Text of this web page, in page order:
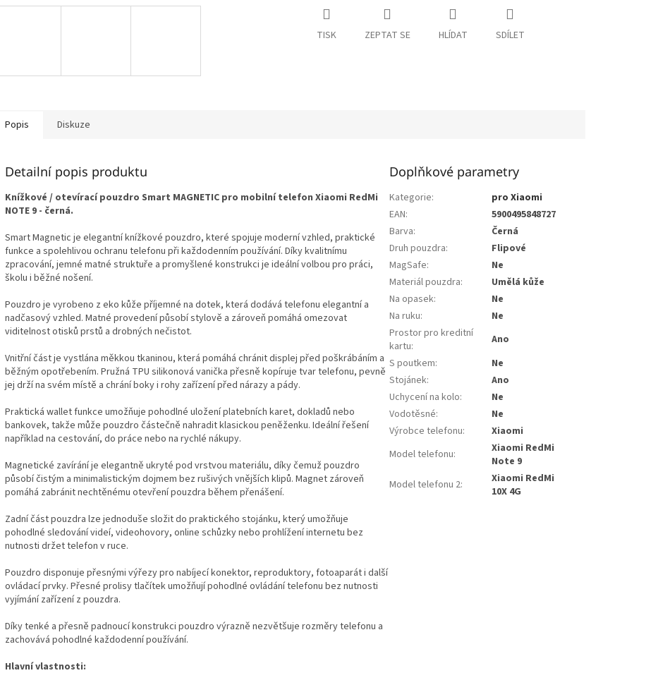
TISK ZEPTAT SE HLÍDAT SDÍLET
Popis Diskuze
Detailní popis produktu
Knížkové / otevírací pouzdro Smart MAGNETIC pro mobilní telefon Xiaomi RedMi
NOTE 9 - černá.
Smart Magnetic je elegantní knížkové pouzdro, které spojuje moderní vzhled, praktické
funkce a spolehlivou ochranu telefonu při každodenním používání. Díky kvalitnímu
zpracování, jemné matné struktuře a promyšlené konstrukci je ideální volbou pro práci,
školu i běžné nošení.
Pouzdro je vyrobeno z eko kůže příjemné na dotek, která dodává telefonu elegantní a
nadčasový vzhled. Matné provedení působí stylově a zároveň pomáhá omezovat
viditelnost otisků prstů a drobných nečistot.
Vnitřní část je vystlána měkkou tkaninou, která pomáhá chránit displej před poškrábáním a
běžným opotřebením. Pružná TPU silikonová vanička přesně kopíruje tvar telefonu, pevně
jej drží na svém místě a chrání boky i rohy zařízení před nárazy a pády.
Praktická wallet funkce umožňuje pohodlné uložení platebních karet, dokladů nebo
bankovek, takže může pouzdro částečně nahradit klasickou peněženku. Ideální řešení
například na cestování, do práce nebo na rychlé nákupy.
Magnetické zavírání je elegantně ukryté pod vrstvou materiálu, díky čemuž pouzdro
působí čistým a minimalistickým dojmem bez rušivých vnějších klipů. Magnet zároveň
pomáhá zabránit nechtěnému otevření pouzdra během přenášení.
Zadní část pouzdra lze jednoduše složit do praktického stojánku, který umožňuje
pohodlné sledování videí, videohovory, online schůzky nebo prohlížení internetu bez
nutnosti držet telefon v ruce.
Pouzdro disponuje přesnými výřezy pro nabíjecí konektor, reproduktory, fotoaparát i další
ovládací prvky. Přesné prolisy tlačítek umožňují pohodlné ovládání telefonu bez nutnosti
vyjímání zařízení z pouzdra.
Díky tenké a přesně padnoucí konstrukci pouzdro výrazně nezvětšuje rozměry telefonu a
zachovává pohodlné každodenní používání.
Hlavní vlastnosti:
Doplňkové parametry
Kategorie:
pro Xiaomi
EAN:
5900495848727
Barva:
Černá
Druh pouzdra:
Flipové
MagSafe:
Ne
Materiál pouzdra:
Umělá kůže
Na opasek:
Ne
Na ruku:
Ne
Prostor pro kreditní
kartu:
Ano
S poutkem:
Ne
Stojánek:
Ano
Uchycení na kolo:
Ne
Vodotěsné:
Ne
Výrobce telefonu:
Xiaomi
Model telefonu:
Xiaomi RedMi
Note 9
Model telefonu 2:
Xiaomi RedMi
10X 4G